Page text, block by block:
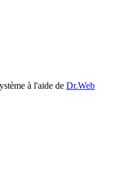
à l'aide de Dr.Web